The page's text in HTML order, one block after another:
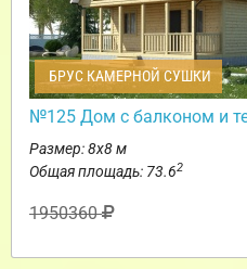
БРУС КАМЕРНОЙ СУШКИ
№125 Дом с балконом и
Размер: 8х8 м
Общая площадь: 73.62
1950360